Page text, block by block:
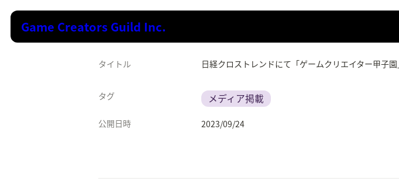
Game Creators Guild Inc.
タイトル 日経クロストレンドにて「ゲームクリエイター甲子
タグ メディア掲載
公開日時 2023/09/24